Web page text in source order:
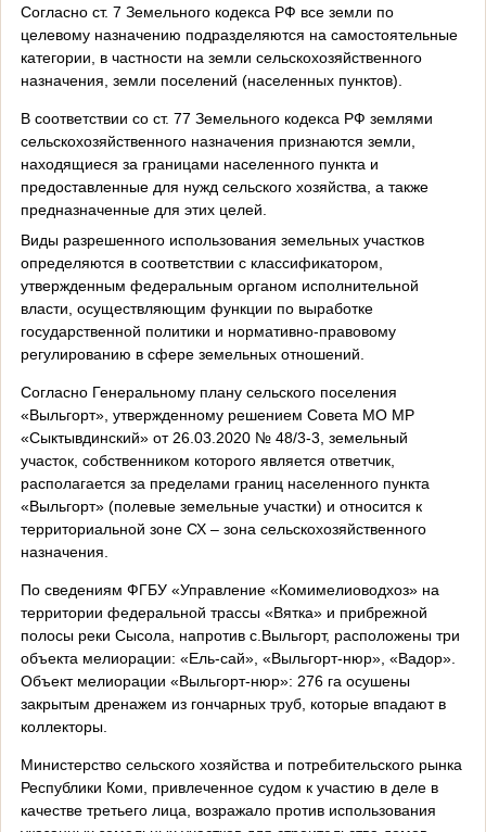
Согласно ст. 7 Земельного кодекса РФ все земли по
целевому назначению подразделяются на самостоятельные
категории, в частности на земли сельскохозяйственного
назначения, земли поселений (населенных пунктов).
В соответствии со ст. 77 Земельного кодекса РФ землями
сельскохозяйственного назначения признаются земли,
находящиеся за границами населенного пункта и
предоставленные для нужд сельского хозяйства, а также
предназначенные для этих целей.
Виды разрешенного использования земельных участков
определяются в соответствии с классификатором,
утвержденным федеральным органом исполнительной
власти, осуществляющим функции по выработке
государственной политики и нормативно-правовому
регулированию в сфере земельных отношений.
Согласно Генеральному плану сельского поселения
«Выльгорт», утвержденному решением Совета МО МР
«Сыктывдинский» от 26.03.2020 № 48/3-3, земельный
участок, собственником которого является ответчик,
располагается за пределами границ населенного пункта
«Выльгорт» (полевые земельные участки) и относится к
территориальной зоне СХ – зона сельскохозяйственного
назначения.
По сведениям ФГБУ «Управление «Комимелиоводхоз» на
территории федеральной трассы «Вятка» и прибрежной
полосы реки Сысола, напротив с.Выльгорт, расположены три
объекта мелиорации: «Ель-сай», «Выльгорт-нюр», «Вадор».
Объект мелиорации «Выльгорт-нюр»: 276 га осушены
закрытым дренажем из гончарных труб, которые впадают в
коллекторы.
Министерство сельского хозяйства и потребительского рынка
Республики Коми, привлеченное судом к участию в деле в
качестве третьего лица, возражало против использования